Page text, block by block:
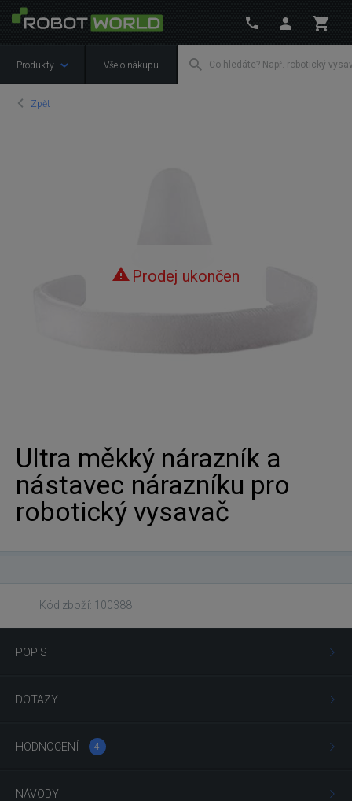
Produkty Vše o nákupu
Zpět
Prodej ukončen
Ultra měkký nárazník a
nástavec nárazníku pro
robotický vysavač
Kód zboží: 100388
POPIS
DOTAZY
HODNOCENÍ 4
NÁVODY